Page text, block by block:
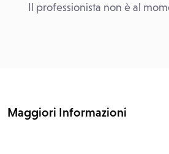
Il professionista non è al
Maggiori Informazioni